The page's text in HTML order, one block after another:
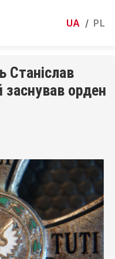
UA / PL
Станіслав
орден